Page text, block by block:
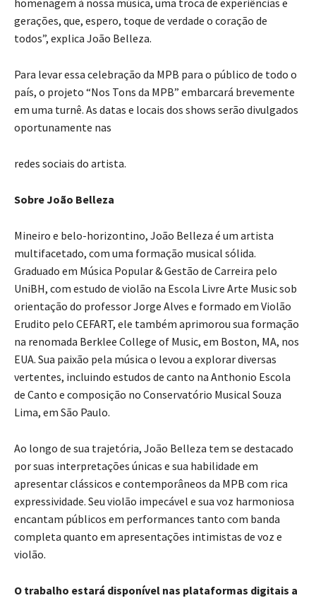
gerações, que, espero, toque de verdade o coração de
todos”, explica João Belleza.
Para levar essa celebração da MPB para o público de todo o
país, o projeto “Nos Tons da MPB” embarcará brevemente
em uma turnê. As datas e locais dos shows serão divulgados
oportunamente nas
redes sociais do artista.
Sobre João Belleza
Mineiro e belo-horizontino, João Belleza é um artista
multifacetado, com uma formação musical sólida.
Graduado em Música Popular & Gestão de Carreira pelo
UniBH, com estudo de violão na Escola Livre Arte Music sob
orientação do professor Jorge Alves e formado em Violão
Erudito pelo CEFART, ele também aprimorou sua formação
na renomada Berklee College of Music, em Boston, MA, nos
EUA. Sua paixão pela música o levou a explorar diversas
vertentes, incluindo estudos de canto na Anthonio Escola
de Canto e composição no Conservatório Musical Souza
Lima, em São Paulo.
Ao longo de sua trajetória, João Belleza tem se destacado
por suas interpretações únicas e sua habilidade em
apresentar clássicos e contemporâneos da MPB com rica
expressividade. Seu violão impecável e sua voz harmoniosa
encantam públicos em performances tanto com banda
completa quanto em apresentações intimistas de voz e
violão.
O trabalho estará disponível nas plataformas digitais a